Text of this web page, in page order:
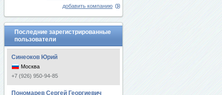
добавить компанию
Последние зарегистрированные
пользователи
Синеоков Юрий
Москва
+7 (926) 950-94-85
Пономарев Сергей Георгиевич